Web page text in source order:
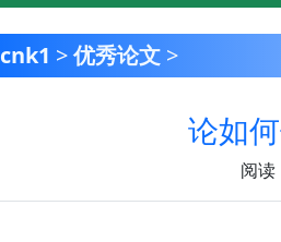
cnk1 >优秀论文 >
论如
阅读